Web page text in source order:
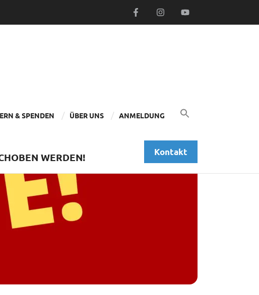
& SPENDEN ÜBER UNS ANMELDUNG
WERDEN! Kontakt